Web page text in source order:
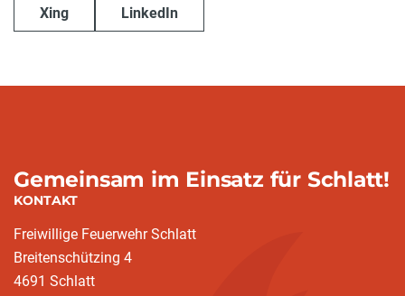
Xing LinkedIn
Gemeinsam im Einsatz für Schlatt!
KONTAKT
Freiwillige Feuerwehr Schlatt
Breitenschützing 4
4691 Schlatt